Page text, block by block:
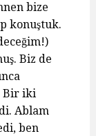
bize
konuştuk.
Biz de
Bir iki
Ablam
ben